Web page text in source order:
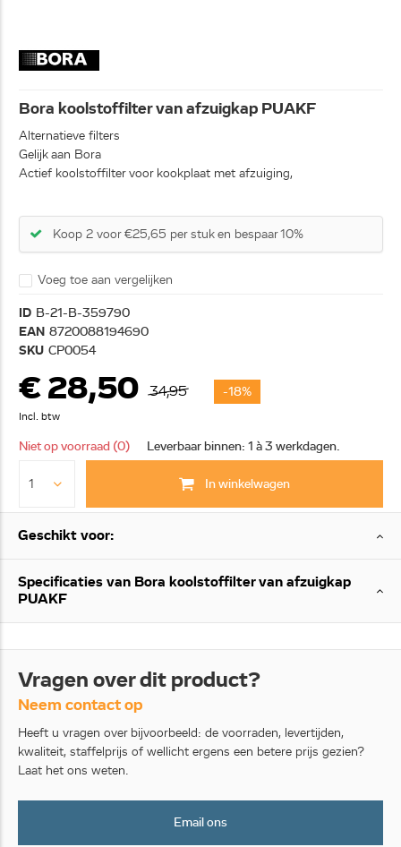
Bora koolstoffilter van afzuigkap PUAKF
Alternatieve filters
Gelijk aan Bora
Actief koolstoffilter voor kookplaat met afzuiging,
Koop 2 voor €25,65 per stuk en bespaar 10%
Voeg toe aan vergelijken
ID B-21-B-359790
EAN 8720088194690
SKU CP0054
€ 28,50 34,95 -18%
Incl. btw
Niet op voorraad (0) Leverbaar binnen: 1 à 3 werkdagen.
In winkelwagen
Geschikt voor:
Specificaties van Bora koolstoffilter van afzuigkap
PUAKF
Vragen over dit product?
Neem contact op
Heeft u vragen over bijvoorbeeld: de voorraden, levertijden,
kwaliteit, staffelprijs of wellicht ergens een betere prijs gezien?
Laat het ons weten.
Email ons